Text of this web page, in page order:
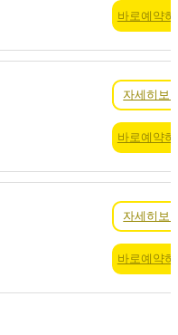
바로예약
자세히보
바로예약
자세히보
바로예약